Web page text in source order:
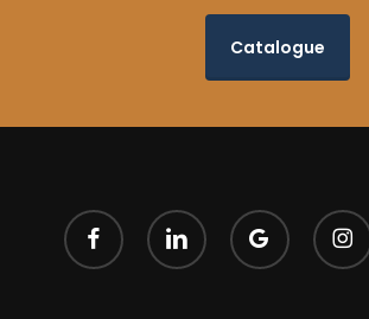
Catalogue
facebook linkedin
google-
plus